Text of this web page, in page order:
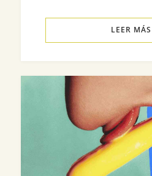
LEER MÁS